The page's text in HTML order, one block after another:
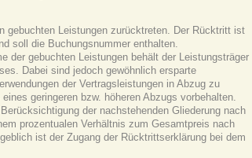
gebuchten Leistungen zurücktreten. Der Rücktritt ist
soll die Buchungsnummer enthalten.
der gebuchten Leistungen behält der Leistungsträger
Dabei sind jedoch gewöhnlich ersparte
der Vertragsleistungen in Abzug zu
geringeren bzw. höheren Abzugs vorbehalten.
der nachstehenden Gliederung nach
prozentualen Verhältnis zum Gesamtpreis nach
ist der Zugang der Rücktrittserklärung bei dem